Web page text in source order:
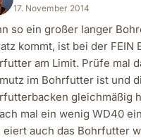
17. November 2014
so ein großer langer
kommt, ist bei der FEIN
am Limit. Prüfe mal
im Bohrfutter ist und
gleichmäßig
mal ein wenig WD40
eiert auch das Bohrfutter